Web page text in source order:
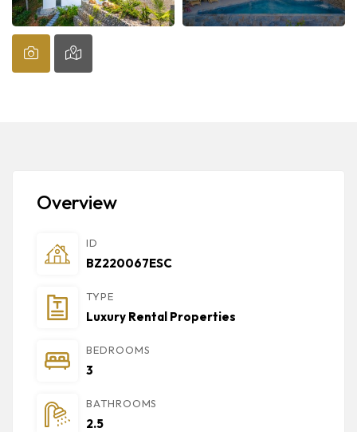
Overview
ID
BZ220067ESC
TYPE
Luxury Rental Properties
BEDROOMS
3
BATHROOMS
2.5